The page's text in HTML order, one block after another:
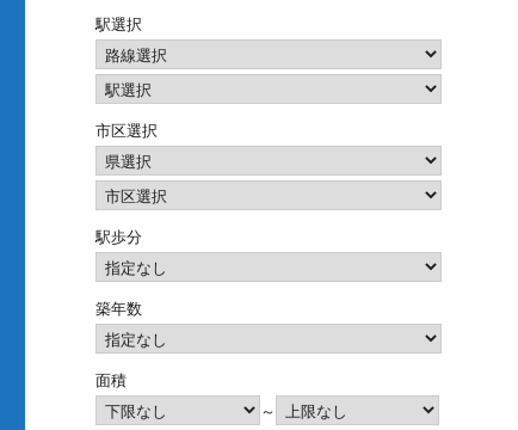
駅選択
市区選択
駅歩分
築年数
面積
～